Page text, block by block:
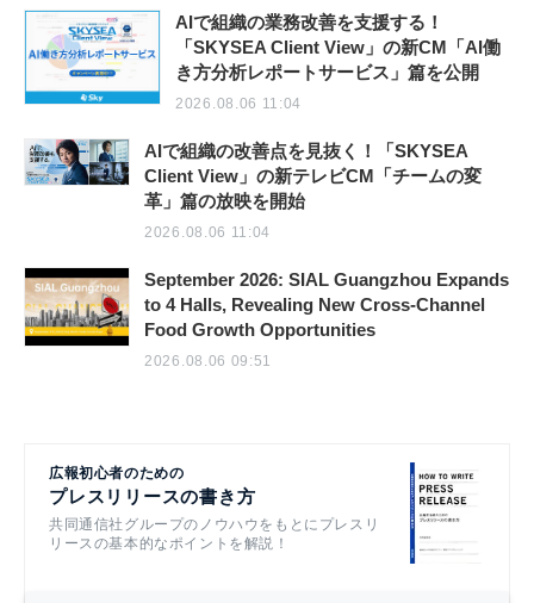
AIで組織の業務改善を支援する！
「SKYSEA Client View」の新CM「AI働
き方分析レポートサービス」篇を公開
2026.08.06 11:04
AIで組織の改善点を見抜く！「SKYSEA
Client View」の新テレビCM「チームの変
革」篇の放映を開始
2026.08.06 11:04
September 2026: SIAL Guangzhou Expands
to 4 Halls, Revealing New Cross-Channel
Food Growth Opportunities
2026.08.06 09:51
広報初心者のための
プレスリリースの書き方
共同通信社グループのノウハウをもとにプレスリ
リースの基本的なポイントを解説！